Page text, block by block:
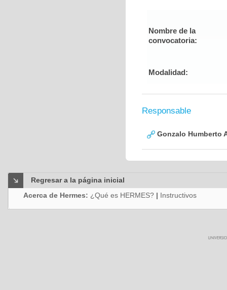
Nombre de la
convocatoria:
Modalidad:
Responsable
Gonzalo Humberto
Regresar a la página inicial
Acerca de Hermes: ¿Qué es HERMES? | Instructivos